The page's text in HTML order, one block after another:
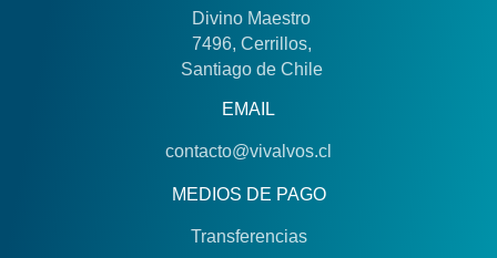
Divino Maestro
7496, Cerrillos,
Santiago de Chile
EMAIL
contacto@vivalvos.cl
MEDIOS DE PAGO
Transferencias